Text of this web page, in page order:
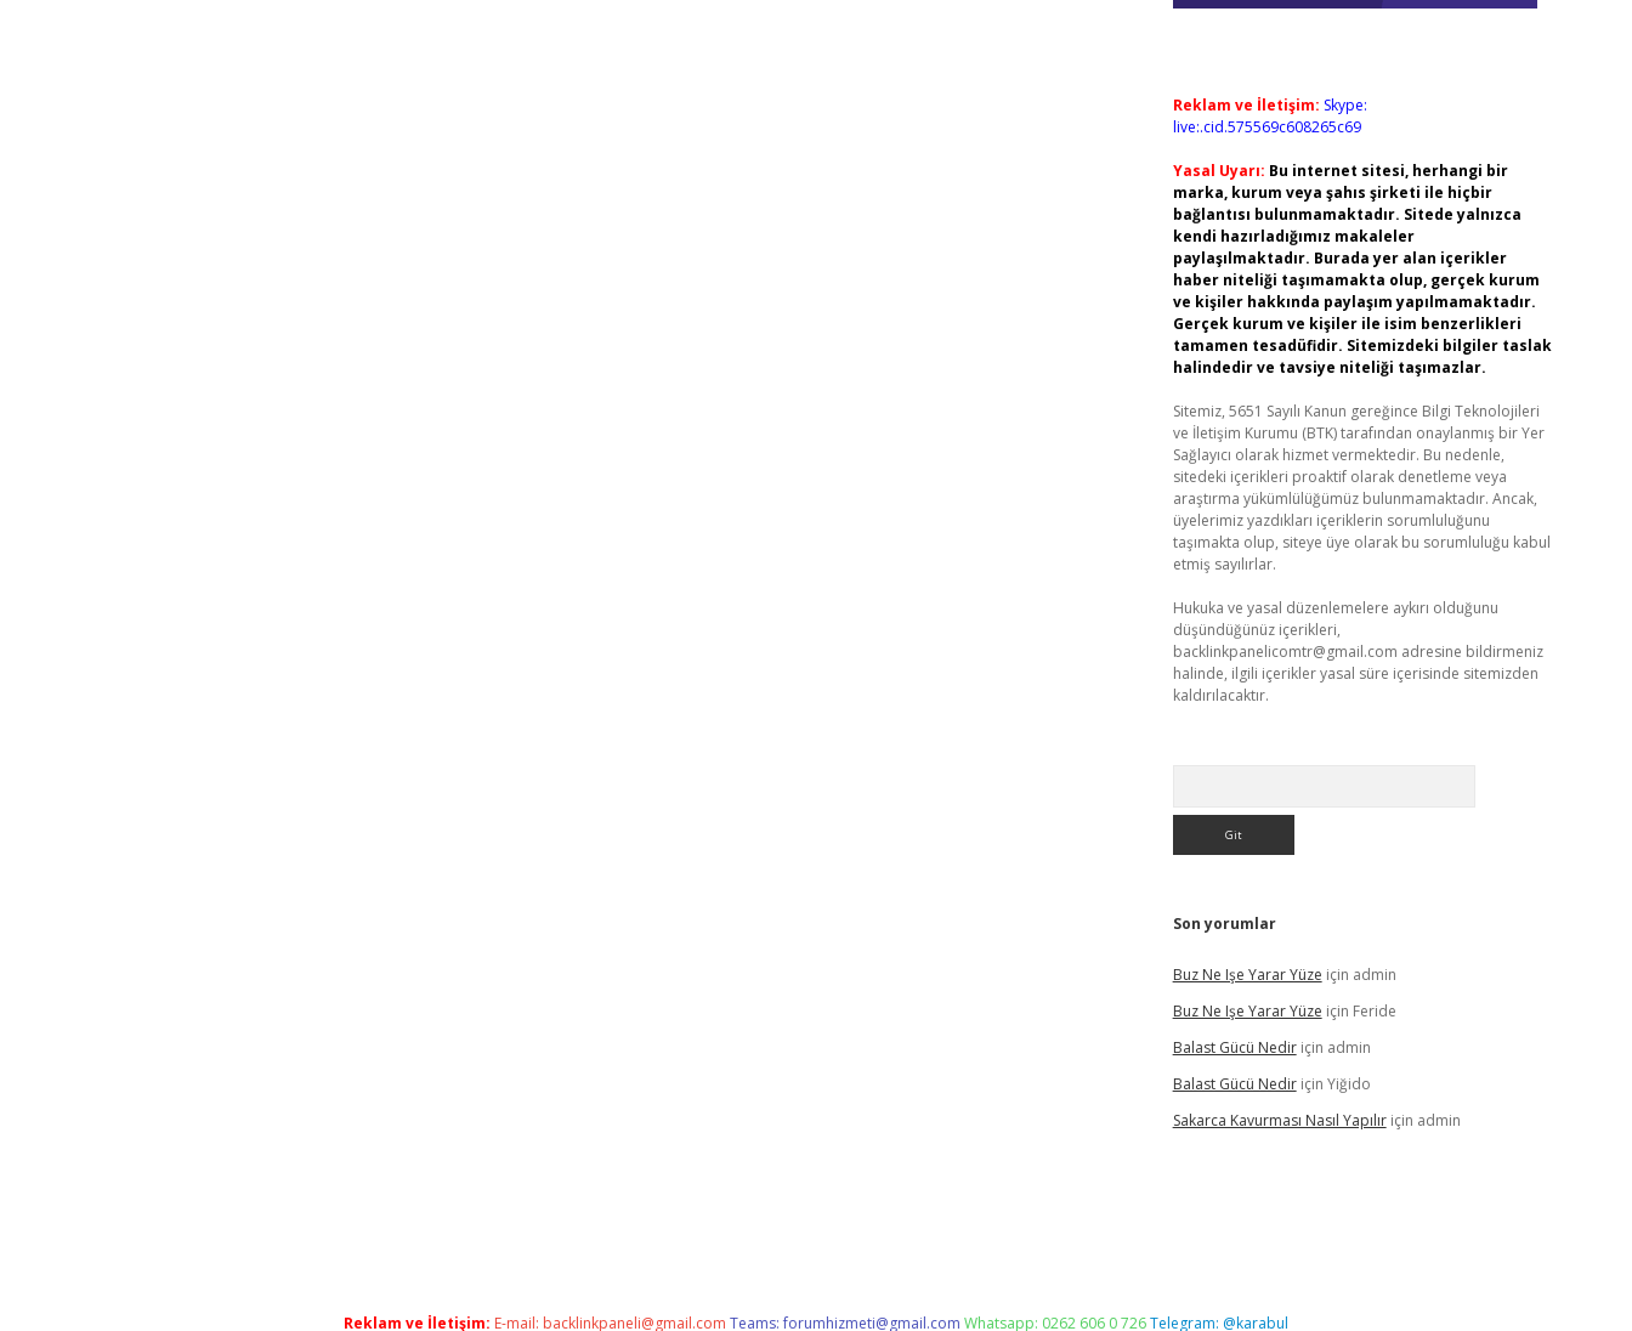
Reklam ve İletişim: Skype:
live:.cid.575569c608265c69
Yasal Uyarı: Bu internet sitesi, herhangi bir
marka, kurum veya şahıs şirketi ile hiçbir
bağlantısı bulunmamaktadır. Sitede yalnızca
kendi hazırladığımız makaleler
paylaşılmaktadır. Burada yer alan içerikler
haber niteliği taşımamakta olup, gerçek kurum
ve kişiler hakkında paylaşım yapılmamaktadır.
Gerçek kurum ve kişiler ile isim benzerlikleri
tamamen tesadüfidir. Sitemizdeki bilgiler taslak
halindedir ve tavsiye niteliği taşımazlar.
Sitemiz, 5651 Sayılı Kanun gereğince Bilgi Teknolojileri
ve İletişim Kurumu (BTK) tarafından onaylanmış bir Yer
Sağlayıcı olarak hizmet vermektedir. Bu nedenle,
sitedeki içerikleri proaktif olarak denetleme veya
araştırma yükümlülüğümüz bulunmamaktadır. Ancak,
üyelerimiz yazdıkları içeriklerin sorumluluğunu
taşımakta olup, siteye üye olarak bu sorumluluğu kabul
etmiş sayılırlar.
Hukuka ve yasal düzenlemelere aykırı olduğunu
düşündüğünüz içerikleri,
backlinkpanelicomtr@gmail.com adresine bildirmeniz
halinde, ilgili içerikler yasal süre içerisinde sitemizden
kaldırılacaktır.
Son yorumlar
Buz Ne Işe Yarar Yüze için admin
Buz Ne Işe Yarar Yüze için Feride
Balast Gücü Nediriçin admin
Balast Gücü Nediriçin Yiğido
Sakarca Kavurması Nasıl Yapılıriçin admin
Reklam ve İletişim: E-mail: backlinkpaneli@gmail.com Teams:forumhizmeti@gmail.com Whatsapp: 0262 606 0 726Telegram: @karabul